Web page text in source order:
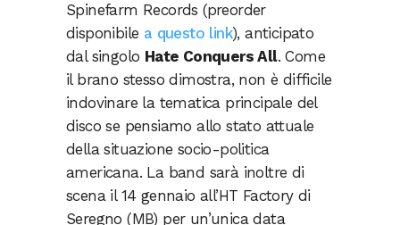
Spinefarm Records (preorder
disponibile a questo link), anticipato
dal singolo Hate Conquers All. Come
il brano stesso dimostra, non è difficile
indovinare la tematica principale del
disco se pensiamo allo stato attuale
della situazione socio-politica
americana. La band sarà inoltre di
scena il 14 gennaio all’HT Factory di
Seregno (MB) per un’unica data